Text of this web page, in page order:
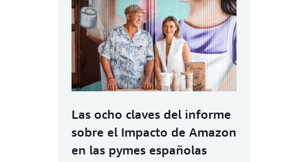
Las ocho claves del informe
sobre el Impacto de Amazon
en las pymes españolas